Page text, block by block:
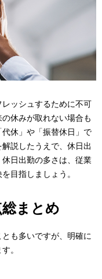
ッシュするために不可
休みが取れない場合も
休」や「振替休日」で
説したうえで、休日出
日出勤の多さは、従業
目指しましょう。
まとめ
も多いですが、明確に
。